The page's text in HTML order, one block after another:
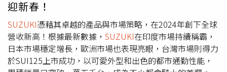
推出全車系享多重專屬禮遇方案(註5)，其中入主Kia智慧油
電跨界潮旅The Stonic，享總價值逾20,000元的潮旅尊享方
案，包含Smith Bella隔熱紙，原廠行車紀錄器、再享60萬
元0利率。入主Kia進口極致休旅The Sportage，即享總價值
逾50,000元的潮旅配件組，包含Smith Vega隔熱紙、電子後
進診所，告別對牙醫的恐懼。
BoosterJet 渦輪引擎 及 1.2L DualJet 自然進氣引擎，內裝
則配備 觸控螢幕與 Apple CarPlay/Android Auto 等科技功
能，成功入選 「2018 World Urban Car」 三強，並榮獲
「2018 年 RJC 年度風雲車大獎」。第四代
SWIFT（2024-）——智能進化，駕馭未來2024 年，全新 第
迎新春！
SUZUKI憑藉其卓越的產品與市場策略，在2024年創下全球
營收新高！根據最新數據， SUZUKI在印度市場持續稱霸，
日本市場穩定增長，歐洲市場也表現亮眼，台灣市場則得力
於SUI125上市成功，以可愛外型和出色的都市通勤性能，